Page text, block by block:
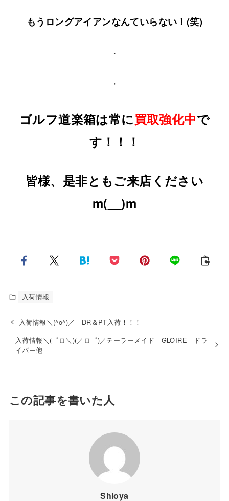
もうロングアイアンなんていらない！(笑)
・
・
ゴルフ道楽箱は常に買取強化中で
す！！！
皆様、是非ともご来店ください
m(__)m
入荷情報
入荷情報＼(^o^)／ DR＆PT入荷！！！
入荷情報＼(゜ロ＼)(／ロ゜)／テーラーメイド GLOIRE ドラ
イバー他
この記事を書いた人
Shioya